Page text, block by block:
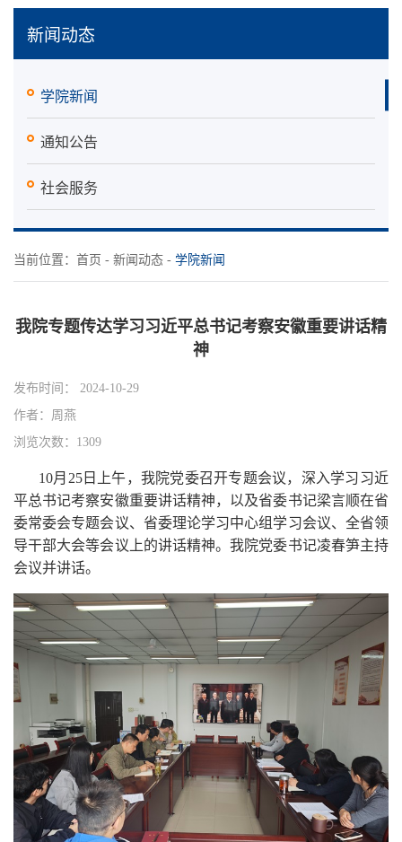
新闻动态
学院新闻
通知公告
社会服务
当前位置： 首页 - 新闻动态 - 学院新闻
我院专题传达学习习近平总书记考察安徽重要讲话精
神
发布时间： 2024-10-29
作者：周燕
浏览次数：1309
10月25日上午，我院党委召开专题会议，深入学习习近
平总书记考察安徽重要讲话精神，以及省委书记梁言顺在省
委常委会专题会议、省委理论学习中心组学习会议、全省领
导干部大会等会议上的讲话精神。我院党委书记凌春笋主持
会议并讲话。